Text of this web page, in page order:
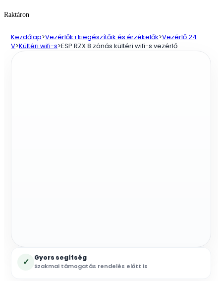
Raktáron
Kezdőlap>Vezérlők+kiegészítőik és érzékelők>Vezérlő 24
V>Kültéri wifi-s>ESP RZX 8 zónás kültéri wifi-s vezérlő
✓ Gyors segítség
Szakmai támogatás rendelés előtt is